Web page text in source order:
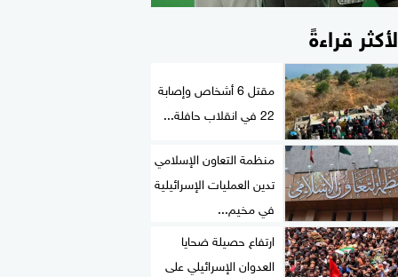
قراءةً
مقتل 6 أشخاص وإصابة
22 في انقلاب حافلة...
منظمة التعاون الإسلامي
تدين العمليات الإسرائيلية
في مخيم...
ارتفاع حصيلة ضحايا
العدوان الإسرائيلي على